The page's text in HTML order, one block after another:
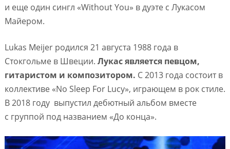
и еще один сингл «Without You» в дуэте с Лукасом
Майером.
Lukas Meijer родился 21 августа 1988 года в
Стокгольме в Швеции. Лукас является певцом,
гитаристом и композитором. С 2013 года состоит в
коллективе «No Sleep For Lucy», играющем в рок стиле.
В 2018 году выпустил дебютный альбом вместе
с группой под названием «До конца».